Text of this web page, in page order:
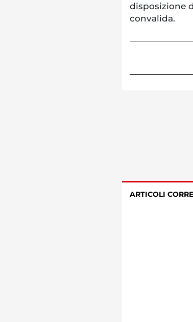
disposizione
convalida.
ARTICOLI